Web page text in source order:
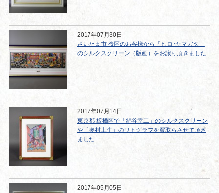
2017年07月30日
さいたま市 桜区のお客様から「ヒロ･ヤマガタ」
のシルクスクリーン（版画）をお譲り頂きました
2017年07月14日
東京都 板橋区で「絹谷幸二」のシルクスクリーン
や「奥村土牛」のリトグラフを買取らさせて頂き
ました
2017年05月05日